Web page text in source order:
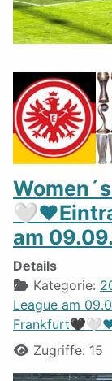
am
Details
Kategorie:
League am
Zugriffe: 15